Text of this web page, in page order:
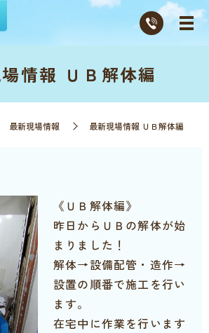
情報 ＵＢ解体編
最新現場情報 最新現場情報 ＵＢ解体編
《ＵＢ解体編》
昨日からＵＢの解体が始
まりました！
解体→設備配管・造作→
設置の順番で施工を行い
ます。
在宅中に作業を行います